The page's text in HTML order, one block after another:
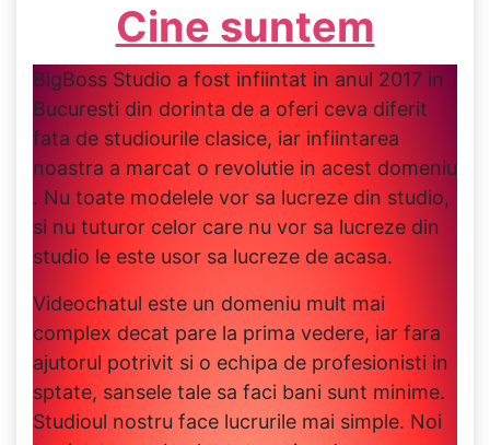
Cine suntem
BigBoss Studio a fost infiintat in anul 2017 in
Bucuresti din dorinta de a oferi ceva diferit
fata de studiourile clasice, iar infiintarea
noastra a marcat o revolutie in acest domeniu
. Nu toate modelele vor sa lucreze din studio,
si nu tuturor celor care nu vor sa lucreze din
studio le este usor sa lucreze de acasa.
Videochatul este un domeniu mult mai
complex decat pare la prima vedere, iar fara
ajutorul potrivit si o echipa de profesionisti in
sptate, sansele tale sa faci bani sunt minime.
Studioul nostru face lucrurile mai simple. Noi